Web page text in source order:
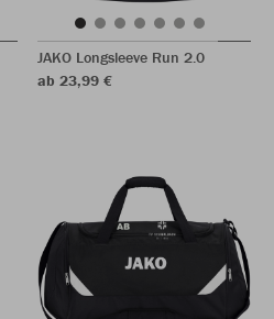
JAKO Longsleeve Run 2.0
ab 23,99 €